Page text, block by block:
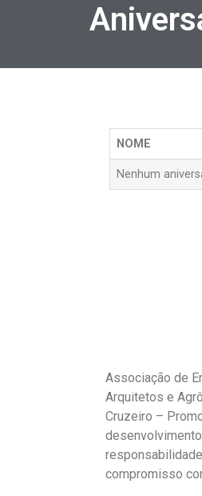
NOME
Nenhum
Associação de
Arquitetos e
Cruzeiro –
compromisso